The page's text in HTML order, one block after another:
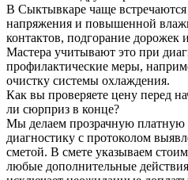
В Сыктывкаре чаще встречаются
напряжения и повышенной
контактов, подгорание дорожек
Мастера учитывают это при
профилактические меры,
очистку системы охлаждения.
Как вы проверяете цену перед
ли сюрприз в конце?
Мы делаем прозрачную платную
диагностику с протоколом
сметой. В смете указываем
любые дополнительные